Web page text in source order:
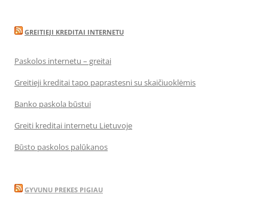
GREITIEJI KREDITAI INTERNETU
Paskolos internetu – greitai
Greitieji kreditai tapo paprastesni su skaičiuoklėmis
Banko paskola būstui
Greiti kreditai internetu Lietuvoje
Būsto paskolos palūkanos
GYVUNU PREKES PIGIAU